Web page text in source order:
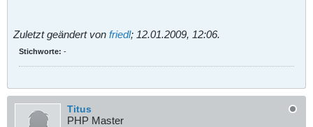
Zuletzt geändert von friedl; 12.01.2009, 12:06.
Stichworte: -
Titus
PHP Master